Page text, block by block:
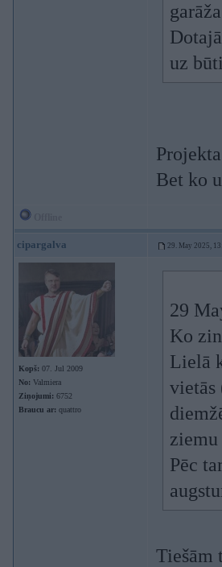
uz
Bet ko
cipargalva 29. May 2025,
Kopš: 07. Jul 2009
No: Valmiera
Ziņojumi: 6752
Braucu ar: quattro
29
Ko
Lielā
vietās
ziemu
Pēc
Tiešām